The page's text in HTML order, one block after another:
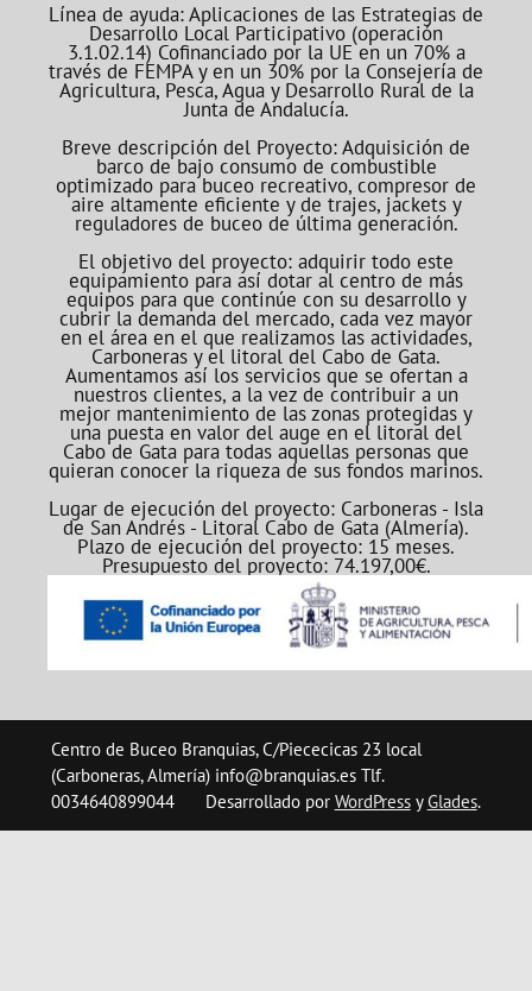
Línea de ayuda: Aplicaciones de las Estrategias de
Desarrollo Local Participativo (operación
3.1.02.14) Cofinanciado por la UE en un 70% a
través de FEMPA y en un 30% por la Consejería de
Agricultura, Pesca, Agua y Desarrollo Rural de la
Junta de Andalucía.
Breve descripción del Proyecto: Adquisición de
barco de bajo consumo de combustible
optimizado para buceo recreativo, compresor de
aire altamente eficiente y de trajes, jackets y
reguladores de buceo de última generación.
El objetivo del proyecto: adquirir todo este
equipamiento para así dotar al centro de más
equipos para que continúe con su desarrollo y
cubrir la demanda del mercado, cada vez mayor
en el área en el que realizamos las actividades,
Carboneras y el litoral del Cabo de Gata.
Aumentamos así los servicios que se ofertan a
nuestros clientes, a la vez de contribuir a un
mejor mantenimiento de las zonas protegidas y
una puesta en valor del auge en el litoral del
Cabo de Gata para todas aquellas personas que
quieran conocer la riqueza de sus fondos marinos.
Lugar de ejecución del proyecto: Carboneras - Isla
de San Andrés - Litoral Cabo de Gata (Almería).
Plazo de ejecución del proyecto: 15 meses.
Presupuesto del proyecto: 74.197,00€.
Centro de Buceo Branquias, C/Piececicas 23 local
(Carboneras, Almería) info@branquias.es Tlf.
0034640899044
Desarrollado por WordPressyGlades.